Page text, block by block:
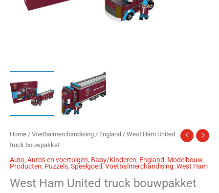
Home / Voetbalmerchandising / England / West Ham United
truck bouwpakket
Auto, Auto's en voertuigen, Baby/Kinderen, England, Modelbouw,
Producten, Puzzels, Speelgoed,Voetbalmerchandising, West Ham
West Ham United truck bouwpakket